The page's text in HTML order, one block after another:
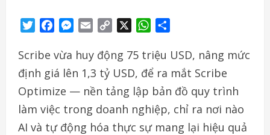
TwitterFacebookMessenger
Email
Copy
WhatsApp
Scribe vừa huy động 75 triệu USD, nâng mức
định giá lên 1,3 tỷ USD, để ra mắt Scribe
Optimize — nền tảng lập bản đồ quy trình
làm việc trong doanh nghiệp, chỉ ra nơi nào
AI và tự động hóa thực sự mang lại hiệu quả